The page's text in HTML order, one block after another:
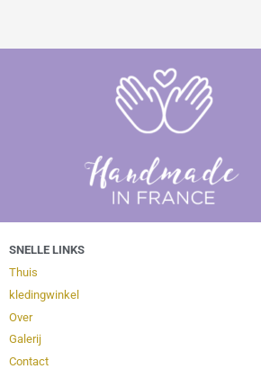
SNELLE LINKS
Thuis
kledingwinkel
Over
Galerij
Contact